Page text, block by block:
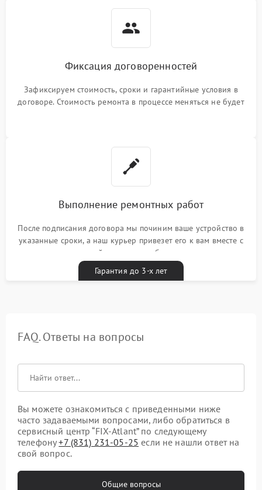
Фиксация договоренностей
Зафиксируем стоимость, сроки и гарантийные условия в
договоре. Стоимость ремонта в процессе меняться не будет
Выполнение ремонтных работ
После подписания договора мы починим ваше устройство в
указанные сроки, а наш курьер привезет его к вам вместе с
гарантийным талоном бесплатно
Гарантия до 3-х лет
FAQ. Ответы на вопросы
Вы можете ознакомиться с приведенными ниже
часто задаваемыми вопросами, либо обратиться в
сервисный центр “FIX-Atlant” по следующему
телефону+7 (831) 231-05-25 если не нашли ответ на
свой вопрос.
Общие вопросы